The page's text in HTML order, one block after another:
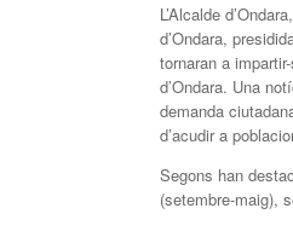
L’Alcalde
d’Ondara,
tornaran a
d’Ondara. Una
demanda
d’acudir a
Segons han
(setembre-maig),